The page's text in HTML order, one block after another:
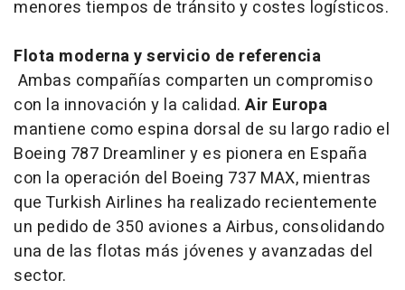
menores tiempos de tránsito y costes logísticos.
Flota moderna y servicio de referencia
Ambas compañías comparten un compromiso
con la innovación y la calidad. Air Europa
mantiene como espina dorsal de su largo radio el
Boeing 787 Dreamliner y es pionera en España
con la operación del Boeing 737 MAX, mientras
que Turkish Airlines ha realizado recientemente
un pedido de 350 aviones a Airbus, consolidando
una de las flotas más jóvenes y avanzadas del
sector.